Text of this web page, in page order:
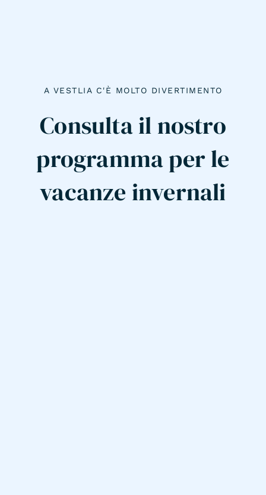
A VESTLIA C'È MOLTO DIVERTIMENTO
Consulta il nostro
programma per le
vacanze invernali